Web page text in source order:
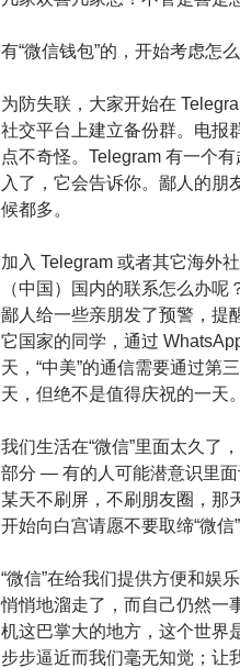
有“微信钱包”的，开始考虑怎
为防失联，大家开始在
社交平台上建立备份群。电报
点不奇怪。Telegram 有一个
入了，它会告诉你。鄙人的朋
候都多。
加入 Telegram 或者其它海外
（中国）国内的联系怎么办呢
鄙人给一些亲朋发了预警，提
它国家的同学，通过
天，“中美”的通信需要通过第
天，但绝不是值得庆祝的一天。
我们生活在“微信”里面太久了
部分 — 有的人可能潜意识里面
某天不刷屏，不刷朋友圈，那
开始向白宫请愿不要取缔“微信
“微信”在给我们提供方便和娱
悄悄地溜走了，而自己仍然一
机这巴掌大的地方，这个世界
步步逼近而我们毫无知觉；让